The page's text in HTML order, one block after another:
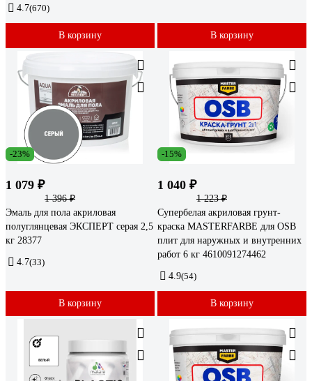
4.7(670)
В корзину В корзину
-23%
1 079 ₽
1 396 ₽
Эмаль для пола акриловая
полуглянцевая ЭКСПЕРТ серая 2,5
кг 28377
4.7(33)
В корзину
-15%
1 040 ₽
1 223 ₽
Супербелая акриловая грунт-
краска MASTERFARBE для OSB
плит для наружных и внутренних
работ 6 кг 4610091274462
4.9(54)
В корзину